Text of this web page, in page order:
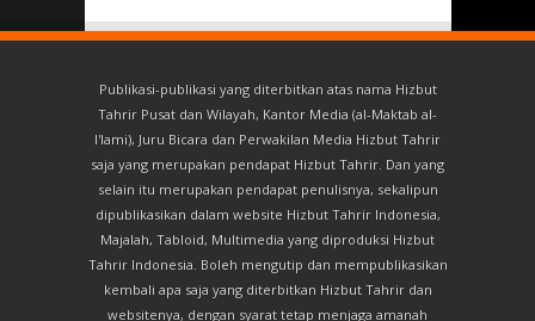
Publikasi-publikasi yang diterbitkan atas nama Hizbut
Tahrir Pusat dan Wilayah, Kantor Media (al-Maktab al-
I'lami), Juru Bicara dan Perwakilan Media Hizbut Tahrir
saja yang merupakan pendapat Hizbut Tahrir. Dan yang
selain itu merupakan pendapat penulisnya, sekalipun
dipublikasikan dalam website Hizbut Tahrir Indonesia,
Majalah, Tabloid, Multimedia yang diproduksi Hizbut
Tahrir Indonesia. Boleh mengutip dan mempublikasikan
kembali apa saja yang diterbitkan Hizbut Tahrir dan
websitenya, dengan syarat tetap menjaga amanah